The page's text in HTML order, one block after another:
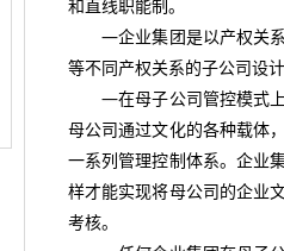
和直线职能制。
—企业集团是以产权关系
等不同产权关系的子公司设
—在母子公司管控模式上
母公司通过文化的各种载体
一系列管理控制体系。企业
样才能实现将母公司的企业
考核。